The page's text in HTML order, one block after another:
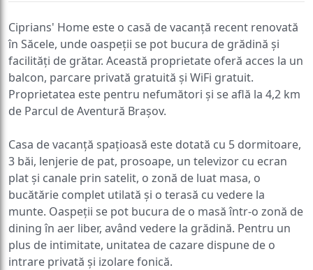
Ciprians' Home este o casă de vacanță recent renovată
în Săcele, unde oaspeții se pot bucura de grădină și
facilități de grătar. Această proprietate oferă acces la un
balcon, parcare privată gratuită și WiFi gratuit.
Proprietatea este pentru nefumători și se află la 4,2 km
de Parcul de Aventură Brașov.
Casa de vacanță spațioasă este dotată cu 5 dormitoare,
3 băi, lenjerie de pat, prosoape, un televizor cu ecran
plat și canale prin satelit, o zonă de luat masa, o
bucătărie complet utilată și o terasă cu vedere la
munte. Oaspeții se pot bucura de o masă într-o zonă de
dining în aer liber, având vedere la grădină. Pentru un
plus de intimitate, unitatea de cazare dispune de o
intrare privată și izolare fonică.